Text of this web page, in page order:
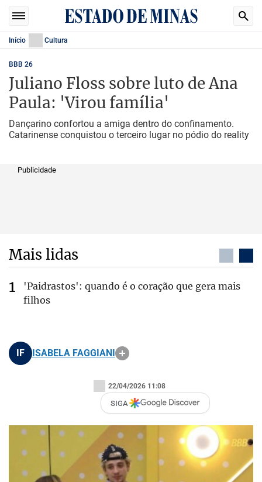
Início Cultura
BBB 26
Juliano Floss sobre luto de Ana
Paula: 'Virou família'
Dançarino confortou a amiga dentro do confinamento.
Catarinense conquistou o terceiro lugar no pódio do reality
Publicidade
Mais lidas
'Paidrastos': quando é o coração que gera mais
filhos
IF ISABELA FAGGIANI
22/04/2026 11:08
SIGA